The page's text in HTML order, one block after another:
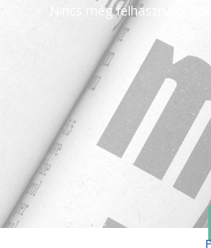
Nincs még felhasználói